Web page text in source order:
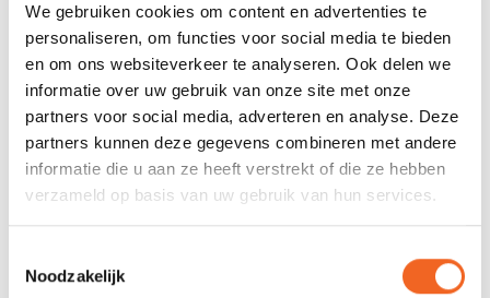
We gebruiken cookies om content en advertenties te
personaliseren, om functies voor social media te bieden
en om ons websiteverkeer te analyseren. Ook delen we
informatie over uw gebruik van onze site met onze
partners voor social media, adverteren en analyse. Deze
partners kunnen deze gegevens combineren met andere
informatie die u aan ze heeft verstrekt of die ze hebben
verzameld op basis van uw gebruik van hun services.
Noodzakelijk
JE BEOORDELING TOEVOEGEN
GERELATEERDE PRODUCTEN